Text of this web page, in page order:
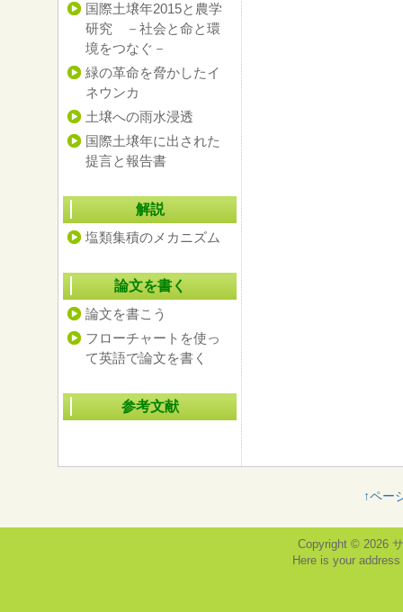
国際土壌年2015と農学
研究 －社会と命と環
境をつなぐ－
緑の革命を脅かしたイ
ネウンカ
土壌への雨水浸透
国際土壌年に出された
提言と報告書
解説
塩類集積のメカニズム
論文を書く
論文を書こう
フローチャートを使っ
て英語で論文を書く
参考文献
↑ペー
Copyright © 2026
Here is your